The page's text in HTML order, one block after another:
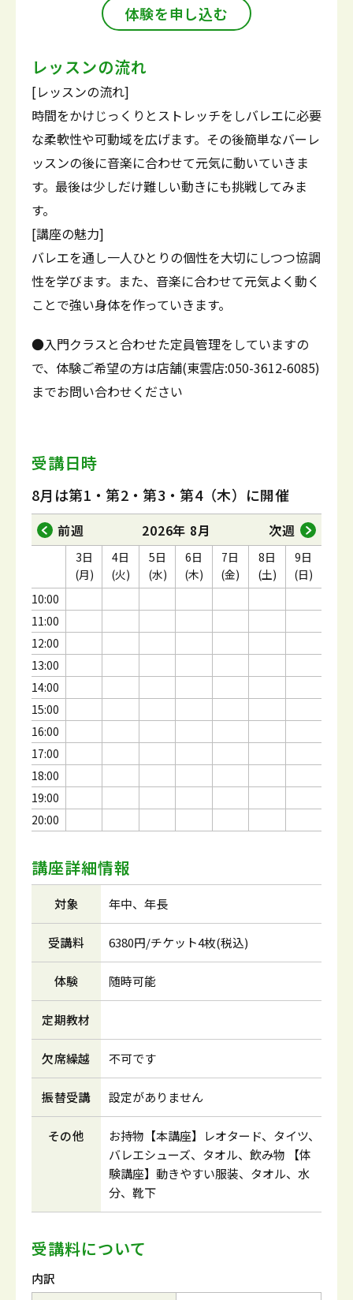
体験を申し込む
レッスンの流れ
[レッスンの流れ]
時間をかけじっくりとストレッチをしバレエに必要
な柔軟性や可動域を広げます。その後簡単なバーレ
ッスンの後に音楽に合わせて元気に動いていきま
す。最後は少しだけ難しい動きにも挑戦してみま
す。
[講座の魅力]
バレエを通し一人ひとりの個性を大切にしつつ協調
性を学びます。また、音楽に合わせて元気よく動く
ことで強い身体を作っていきます。
●入門クラスと合わせた定員管理をしていますの
で、体験ご希望の方は店舗(東雲店:050-3612-6085)
までお問い合わせください
受講日時
8月は第1・第2・第3・第4（木）に開催
前週 2026年 8月 次週
10:00
11:00
12:00
13:00
14:00
15:00
16:00
17:00
18:00
19:00
20:00
3日
(月)
4日
(火)
5日
(水)
6日
(木)
7日
(金)
8日
(土)
9日
(日)
講座詳細情報
対象 年中、年長
受講料 6380円/チケット4枚(税込)
体験 随時可能
定期教材
欠席繰越 不可です
振替受講 設定がありません
その他
お持物【本講座】レオタード、タイツ、
バレエシューズ、タオル、飲み物 【体
験講座】動きやすい服装、タオル、水
分、靴下
受講料について
内訳